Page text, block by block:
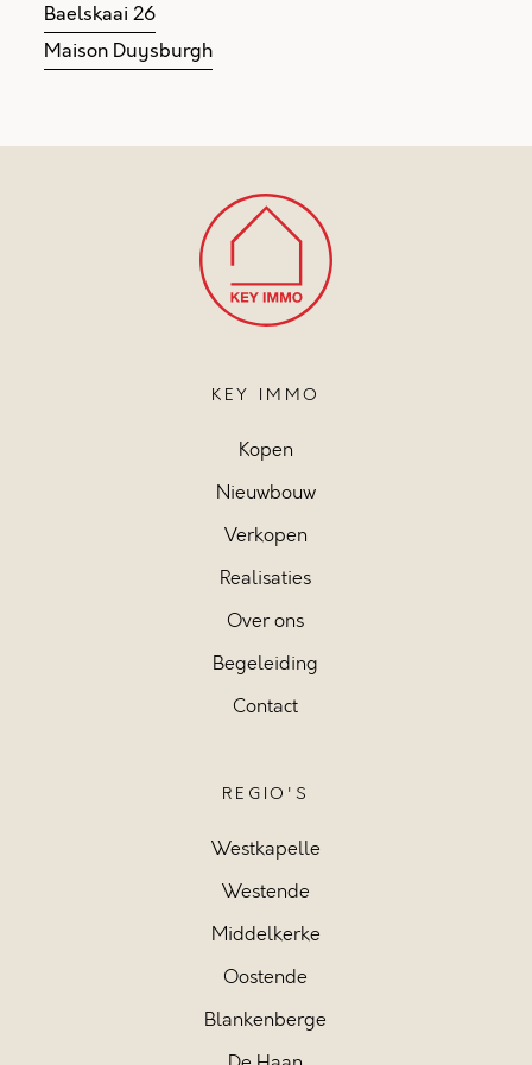
Baelskaai 26
Maison Duysburgh
KEY IMMO
Kopen
Nieuwbouw
Verkopen
Realisaties
Over ons
Begeleiding
Contact
REGIO'S
Westkapelle
Westende
Middelkerke
Oostende
Blankenberge